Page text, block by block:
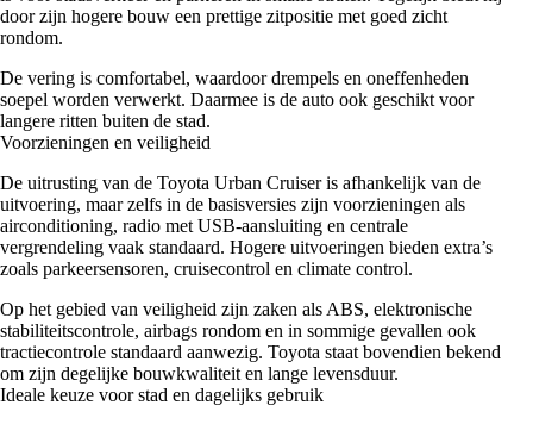
door zijn hogere bouw een prettige zitpositie met goed zicht
rondom.
De vering is comfortabel, waardoor drempels en oneffenheden
soepel worden verwerkt. Daarmee is de auto ook geschikt voor
langere ritten buiten de stad.
Voorzieningen en veiligheid
De uitrusting van de Toyota Urban Cruiser is afhankelijk van de
uitvoering, maar zelfs in de basisversies zijn voorzieningen als
airconditioning, radio met USB-aansluiting en centrale
vergrendeling vaak standaard. Hogere uitvoeringen bieden extra’s
zoals parkeersensoren, cruisecontrol en climate control.
Op het gebied van veiligheid zijn zaken als ABS, elektronische
stabiliteitscontrole, airbags rondom en in sommige gevallen ook
tractiecontrole standaard aanwezig. Toyota staat bovendien bekend
om zijn degelijke bouwkwaliteit en lange levensduur.
Ideale keuze voor stad en dagelijks gebruik